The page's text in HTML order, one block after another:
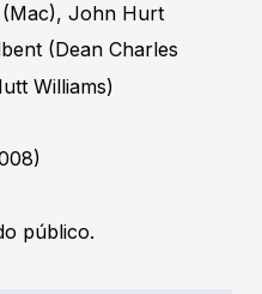
(Mac), John Hurt
(Dean Charles
Williams)
público.